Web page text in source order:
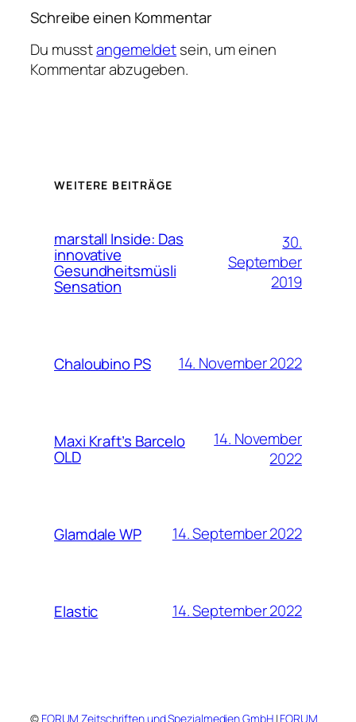
Schreibe einen Kommentar
Du musstangemeldetsein, um einen
Kommentar abzugeben.
WEITERE BEITRÄGE
marstall Inside: Das
innovative
Gesundheitsmüsli
Sensation
30.
September
2019
Chaloubino PS 14. November 2022
Maxi Kraft’s Barcelo
OLD
14. November
2022
Glamdale WP 14. September 2022
Elastic 14. September 2022
© FORUM Zeitschriften und Spezialmedien GmbH| FORUM